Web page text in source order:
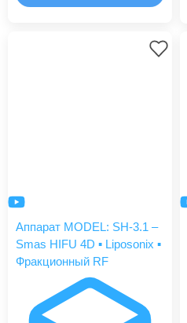
Аппарат MODEL: SH-3.1 –
Smas HIFU 4D ▪️ Liposonix ▪️
Фракционный RF